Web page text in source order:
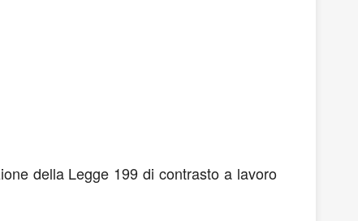
della Legge 199 di contrasto a lavoro